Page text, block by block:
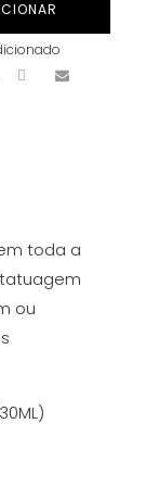
toda a
ou